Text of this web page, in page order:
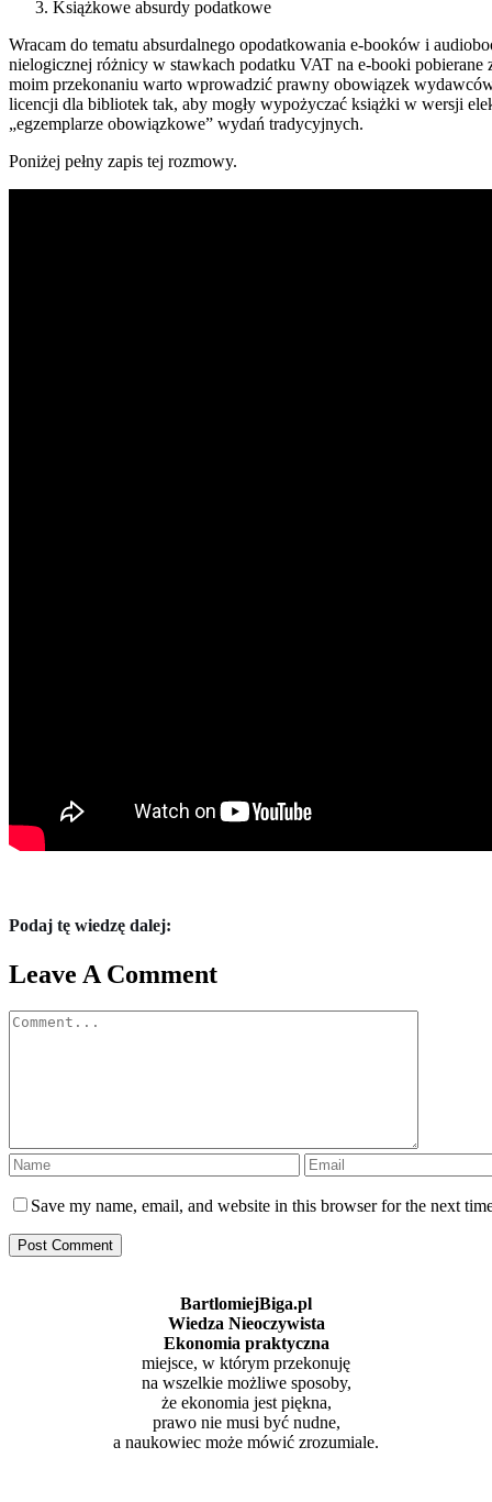
Książkowe absurdy podatkowe
Wracam do tematu absurdalnego opodatkowania e-booków i
nielogicznej różnicy w stawkach podatku VAT na e-booki
moim przekonaniu warto wprowadzić prawny obowiązek
licencji dla bibliotek tak, aby mogły wypożyczać książki w wersji
„egzemplarze obowiązkowe” wydań tradycyjnych.
Poniżej pełny zapis tej rozmowy.
Podaj tę wiedzę dalej:
Leave A Comment
Comment
Save my name, email, and website in this browser for the next
BartlomiejBiga.pl
Wiedza Nieoczywista
Ekonomia praktyczna
miejsce, w którym przekonuję
na wszelkie możliwe sposoby,
że ekonomia jest piękna,
prawo nie musi być nudne,
a naukowiec może mówić zrozumiale.